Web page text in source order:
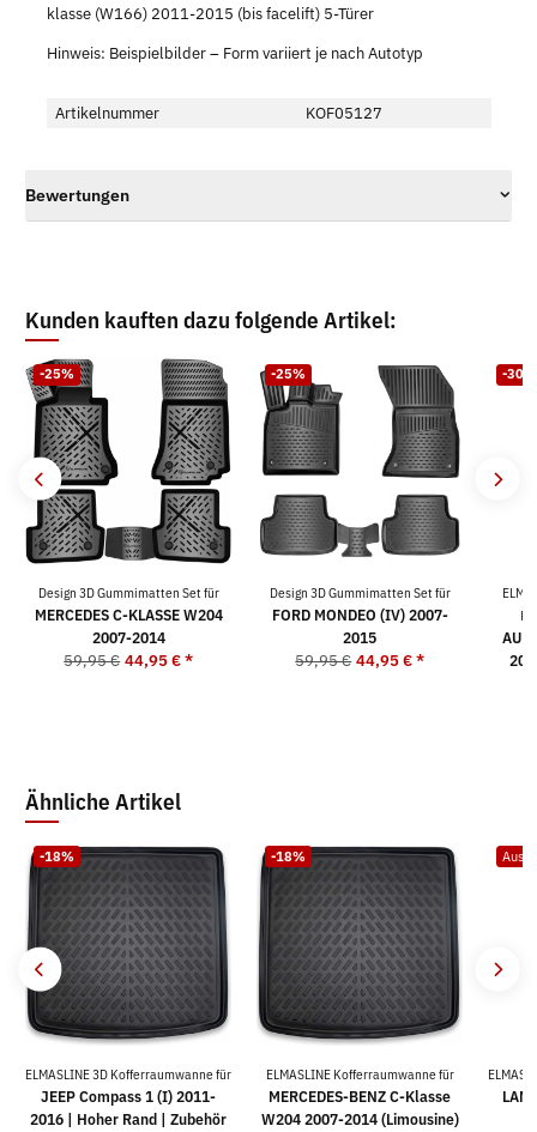
klasse (W166) 2011-2015 (bis facelift) 5-Türer
Hinweis: Beispielbilder – Form variiert je nach Autotyp
Artikelnummer KOF05127
Bewertungen
Kunden kauften dazu folgende Artikel:
-25%
Design 3D Gummimatten Set für
MERCEDES C-KLASSE W204
2007-2014
59,95 € 44,95 €*
-25%
Design 3D Gummimatten Set für
FORD MONDEO (IV) 2007-
2015
59,95 € 44,95 €*
-30%
Ähnliche Artikel
-18%
ELMASLINE 3D Kofferraumwanne für
JEEP Compass 1 (I) 2011-
2016 | Hoher Rand | Zubehör
-18%
ELMASLINE Kofferraumwanne für
MERCEDES-BENZ C-Klasse
W204 2007-2014 (Limousine)